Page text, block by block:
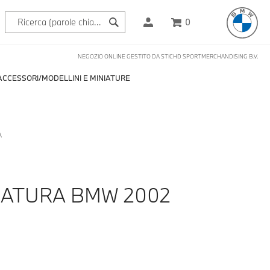
0
NEGOZIO ONLINE GESTITO DA STICHD SPORTMERCHANDISING B.V.
MODELLINI E MINIATURE
BMW 2002